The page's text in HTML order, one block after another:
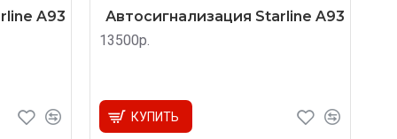
A93
Автосигнализация Starline A93
13500р.
КУПИТЬ